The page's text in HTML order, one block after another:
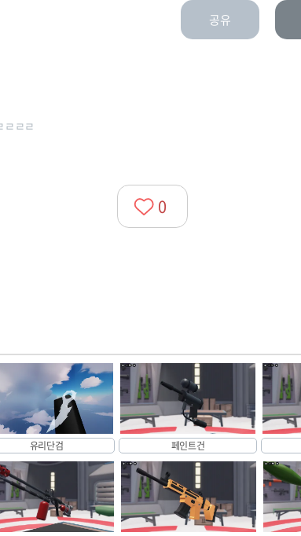
공유
ㄹㄹㄹ
0
유리단검 페인트건